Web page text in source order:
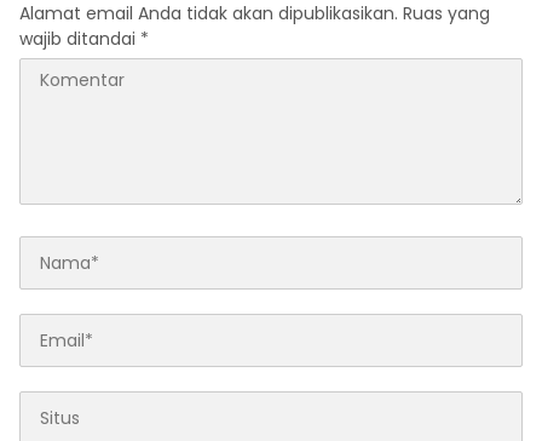
Alamat email Anda tidak akan dipublikasikan. Ruas yang
wajib ditandai *